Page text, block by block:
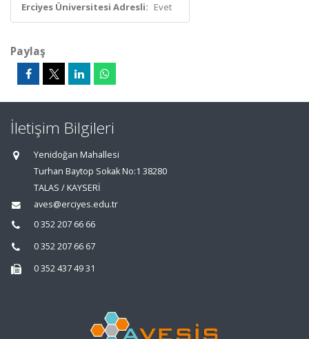
Erciyes Üniversitesi Adresli: Evet
Paylaş
İletişim Bilgileri
Yenidoğan Mahallesi
Turhan Baytop Sokak No:1 38280
TALAS / KAYSERİ
aves@erciyes.edu.tr
0 352 207 66 66
0 352 207 66 67
0 352 437 49 31